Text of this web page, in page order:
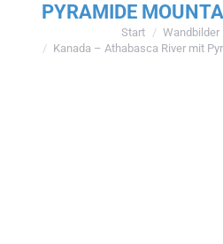
PYRAMIDE
Sie befinden sich hier:
Start Wandbilder
Kanada – Athabasca River mit